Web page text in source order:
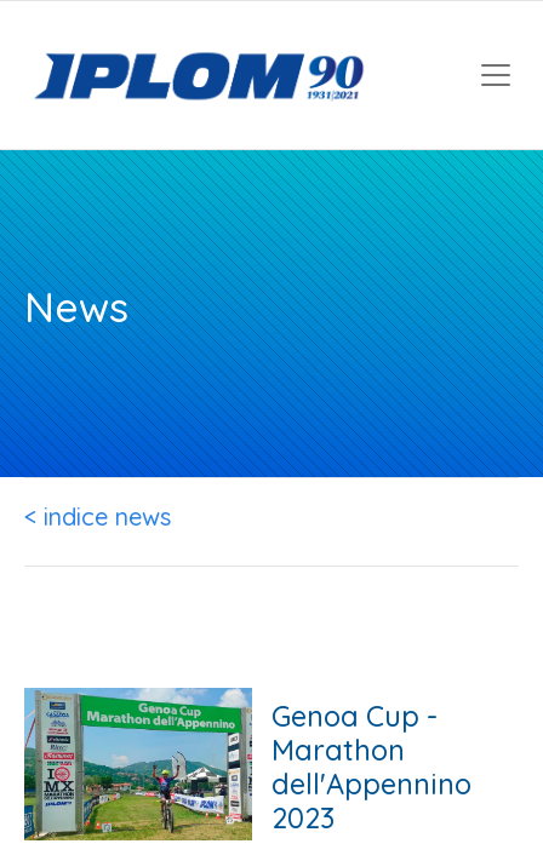
News
< indice news
Genoa Cup -
Marathon
dell'Appennino
2023